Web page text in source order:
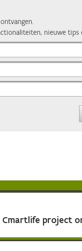
nieuwe tips
Cmartlife project